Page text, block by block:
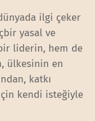
ilgi çeker
yasal ve
liderin, hem de
ülkesinin en
katkı
kendi isteğiyle